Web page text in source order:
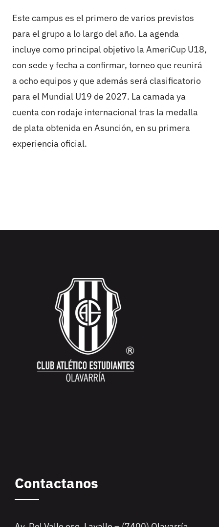
Este campus es el primero de varios previstos
para el grupo a lo largo del año. La agenda
incluye como principal objetivo la AmeriCup U18,
con sede y fecha a confirmar, torneo que reunirá
a ocho equipos y que además será clasificatorio
para el Mundial U19 de 2027. La camada ya
cuenta con rodaje internacional tras la medalla
de plata obtenida en Asunción, en su primera
experiencia oficial.
Contactanos